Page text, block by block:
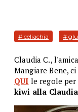
# celiachia #
Claudia C.,
Mangiare Bene,
QUI le regole
kiwi alla Claudia